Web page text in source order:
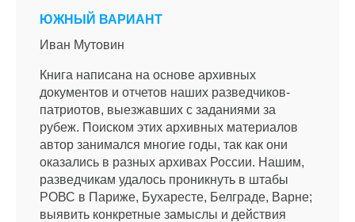
ЮЖНЫЙ ВАРИАНТ
Иван Мутовин
Книга написана на основе архивных
документов и отчетов наших разведчиков-
патриотов, выезжавших с заданиями за
рубеж. Поиском этих архивных материалов
автор занимался многие годы, так как они
оказались в разных архивах России. Нашим,
разведчикам удалось проникнуть в штабы
РОВС в Париже, Бухаресте, Белграде, Варне;
выявить конкретные замыслы и действия